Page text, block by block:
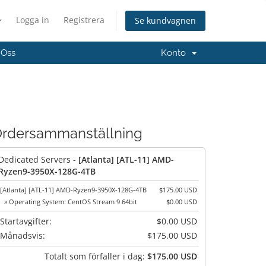
Logga in Registrera Se kundvagnen
Konto
Servers - [Atlanta] [ATL-11] AMD-
3950X-128G-4TB
[Atlanta] [ATL-11] AMD-Ryzen9-3950X-128G-4TB
$175.00 USD
» Operating System: CentOS Stream 9 64bit
$0.00 USD
Startavgifter:
$0.00 USD
Månadsvis:
$175.00 USD
Totalt som förfaller i dag: $175.00 USD